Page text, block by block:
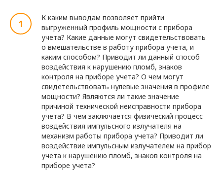
К каким выводам позволяет прийти
выгруженный профиль мощности с прибора
учета? Какие данные могут свидетельствовать
о вмешательстве в работу прибора учета, и
каким способом? Приводит ли данный способ
воздействия к нарушению пломб, знаков
контроля на приборе учета? О чем могут
свидетельствовать нулевые значения в профиле
мощности? Являются ли такие значение
причиной технической неисправности прибора
учета? В чем заключается физический процесс
воздействия импульсного излучателя на
механизм работы прибора учета? Приводит ли
воздействие импульсным излучателем на прибор
учета к нарушению пломб, знаков контроля на
приборе учета?